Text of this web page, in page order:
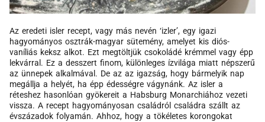
Az eredeti isler recept, vagy más nevén ‘izler’, egy igazi
hagyományos osztrák-magyar sütemény, amelyet kis diós-
vaníliás keksz alkot. Ezt megtöltjük csokoládé krémmel vagy épp
lekvárral. Ez a desszert finom, különleges ízvilága miatt népszerű
az ünnepek alkalmával. De az az igazság, hogy bármelyik nap
megállja a helyét, ha épp édességre vágynánk. Az isler a
réteshez hasonlóan gyökereit a Habsburg Monarchiához vezeti
vissza. A recept hagyományosan családról családra szállt az
évszázadok folyamán. Ahhoz, hogy a tökéletes korongokat